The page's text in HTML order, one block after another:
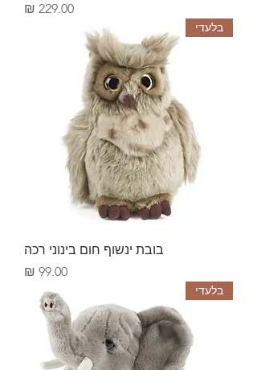
Price
229.00 ₪
בלעדי
בובת ינשוף חום בינוני רכה
Price
99.00 ₪
בלעדי